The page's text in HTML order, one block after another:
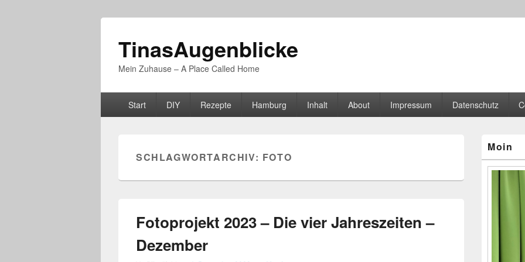
TinasAugenblicke
Mein Zuhause – A Place Called Home
PrimäresStart DIY Rezepte Hamburg Inhalt About Impressum Datenschutz
SCHLAGWORTARCHIV: FOTO
Fotoprojekt 2023 – Die vier Jahreszeiten –
Dezember
Seitenleisten-
Moin